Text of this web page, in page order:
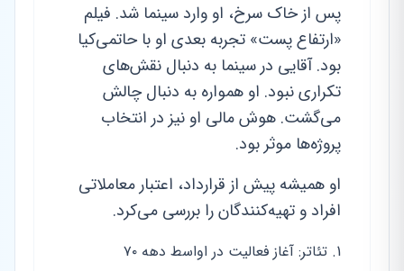
پس از خاک سرخ، او وارد سینما شد. فیلم
«ارتفاع پست» تجربه بعدی او با حاتمی‌کیا
بود. آقایی در سینما به دنبال نقش‌های
تکراری نبود. او همواره به دنبال چالش
می‌گشت. هوش مالی او نیز در انتخاب
پروژه‌ها موثر بود.
او همیشه پیش از قرارداد، اعتبار معاملاتی
افراد و تهیه‌کنندگان را بررسی می‌کرد.
تئاتر: آغاز فعالیت در اواسط دهه ۷۰